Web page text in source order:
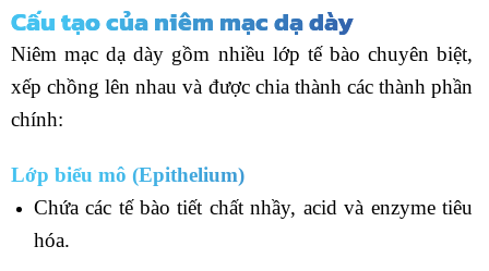
Cấu tạo của niêm mạc dạ dày
Niêm mạc dạ dày gồm nhiều lớp tế bào chuyên biệt,
xếp chồng lên nhau và được chia thành các thành phần
chính:
Lớp biểu mô (Epithelium)
Chứa các tế bào tiết chất nhầy, acid và enzyme tiêu
hóa.